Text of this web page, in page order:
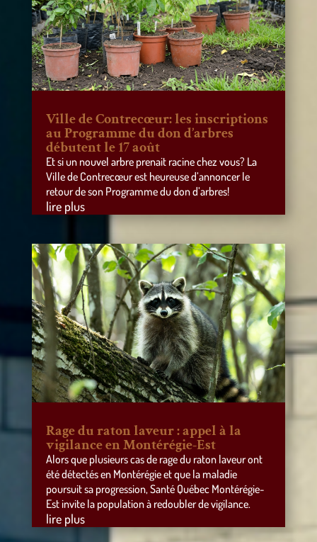
Ville de Contrecœur: les inscriptions
au Programme du don d’arbres
débutent le 17 août
Et si un nouvel arbre prenait racine chez vous? La
Ville de Contrecœur est heureuse d’annoncer le
retour de son Programme du don d’arbres!
lire plus
Rage du raton laveur : appel à la
vigilance en Montérégie-Est
Alors que plusieurs cas de rage du raton laveur ont
été détectés en Montérégie et que la maladie
poursuit sa progression, Santé Québec Montérégie-
Est invite la population à redoubler de vigilance.
lire plus